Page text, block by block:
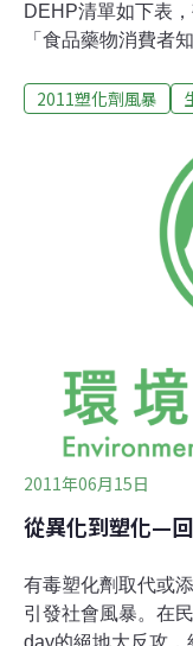
DEHP清單如下表
「食品藥物消費者
nodeID=348 。
2011塑化劑風暴
2011年06月15日
從異化到塑化—
有毒塑化劑取代或
引發社會風暴。在
day的絕地大反攻，